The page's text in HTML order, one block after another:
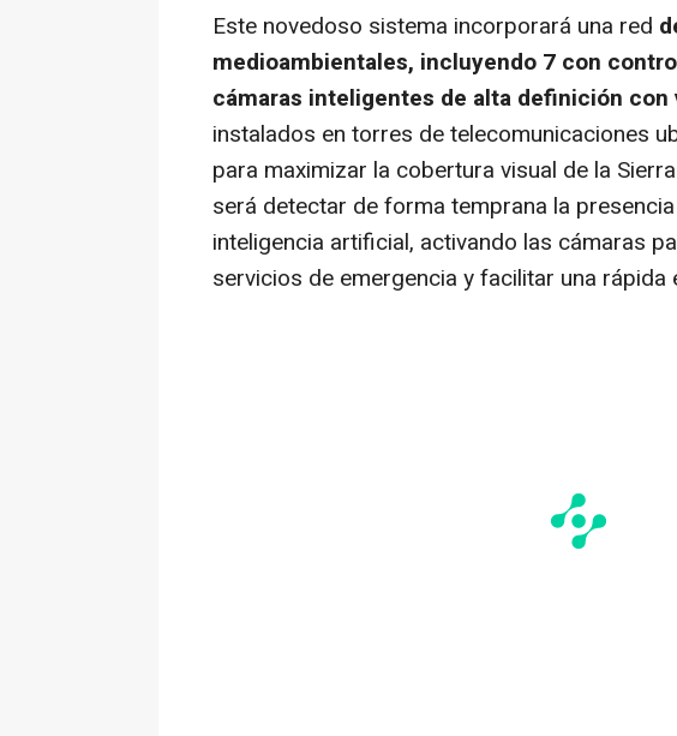
Este novedoso sistema incorporará una red
medioambientales, incluyendo 7 con
cámaras inteligentes de alta definición con
instalados en torres de telecomunicaciones
para maximizar la cobertura visual de la
será detectar de forma temprana la
inteligencia artificial, activando las cámaras
servicios de emergencia y facilitar una rápida